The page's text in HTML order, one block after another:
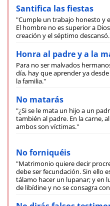
Santifica las fiestas
"Cumple un trabajo honesto y
El hombre no es superior a
creación y el séptimo
Honra al padre y a la
Para no ser malvados
día, hay que aprender ya
la familia."
No matarás
"¿Si se le mata un hijo a un
también al padre. En la carne,
ambos son víctimas."
No forniquéis
"Matrimonio quiere decir
debe ser fecundación. Sin ello
tálamo hacer un lupanar; y en
de libídine y no se consagra